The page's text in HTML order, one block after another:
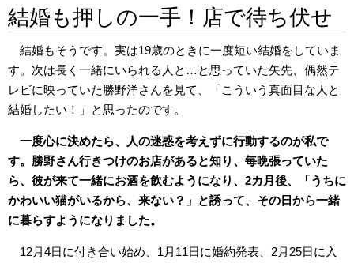
結婚も押しの一手！店で待ち伏せ
結婚もそうです。実は19歳のときに一度短い結婚をしていま
す。次は長く一緒にいられる人と…と思っていた矢先、偶然テ
レビに映っていた勝野洋さんを見て、「こういう真面目な人と
結婚したい！」と思ったのです。
一度心に決めたら、人の迷惑を考えずに行動するのが私で
す。勝野さん行きつけのお店があると知り、毎晩張っていた
ら、彼が来て一緒にお酒を飲むようになり、2カ月後、「うちに
かわいい猫がいるから、来ない？」と誘って、その日から一緒
に暮らすようになりました。
12月4日に付き合い始め、1月11日に婚約発表、2月25日に入